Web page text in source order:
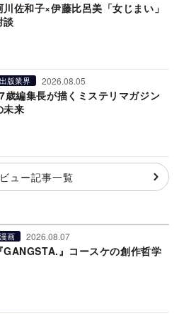
川佐和子×伊藤比呂美「女じまい」
談
出版業界 2026.08.05
歳編集長が描くミステリマガジン
未来
ュー記事一覧
漫画 2026.08.07
『GANGSTA.』コースケの創作哲学